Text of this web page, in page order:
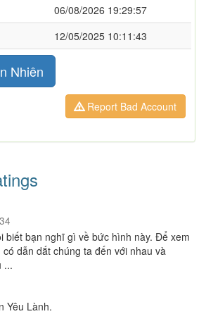
06/08/2026 19:29:57
12/05/2025 10:11:43
Nhiên
Report Bad Account
34
biết bạn nghĩ gì về bức hình này. Để xem
có dẫn dắt chúng ta đến với nhau và
...
Yêu Lành.